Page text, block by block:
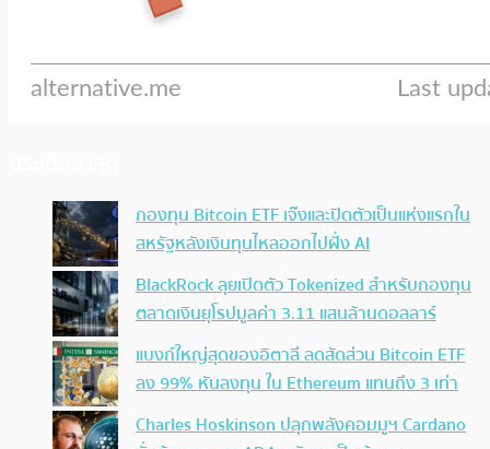
กองทุน Bitcoin ETF เจ๊งและปิดตัวเป็นแห่งแรกใน
สหรัฐหลังเงินทุนไหลออกไปฝั่ง AI
BlackRock ลุยเปิดตัว Tokenized สำหรับกองทุน
ตลาดเงินยุโรปมูลค่า 3.11 แสนล้านดอลลาร์
แบงก์ใหญ่สุดของอิตาลี ลดสัดส่วน Bitcoin ETF
ลง 99% หันลงทุน ใน Ethereum แทนถึง 3 เท่า
Charles Hoskinson ปลุกพลังคอมมูฯ Cardano